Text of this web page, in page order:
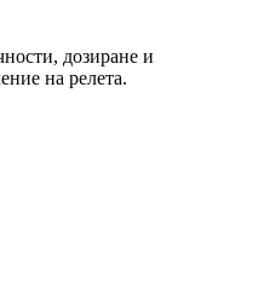
дозиране и
на релета.